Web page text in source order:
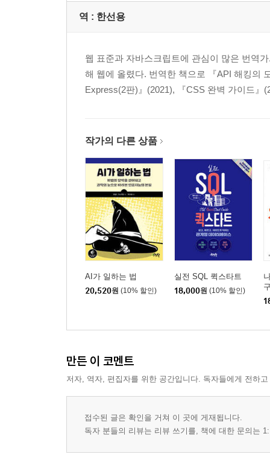
역 : 한선용
웹 표준과 자바스크립트에 관심이 많은 번역
해 웹에 올렸다. 번역한 책으로 『API 해킹의
Express(2판)』(2021), 『CSS 완벽 가이드』
작가의 다른 상품
AI가 일하는 법
20,520원 (10% 할인)
실전 SQL 퀵스타트
18,000원 (10% 할인)
만든 이 코멘트
저자, 역자, 편집자를 위한 공간입니다. 독자들에게 전하
접수된 글은 확인을 거쳐 이 곳에 게재됩니다.
독자 분들의 리뷰는 리뷰 쓰기를, 책에 대한 문의는